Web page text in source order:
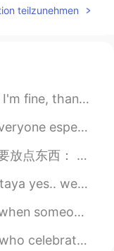
是 不 告 诉你
2020.03.04 11:42
teilzunehmen
always say "how are yo...
have a so freaking cute v...
时候吃的～ 珍局奶chia～下面是鸡蛋做的pancak...
and banana boat activiti...
of nowhere??? This quest...
have 😂😂😂😂 May your ...